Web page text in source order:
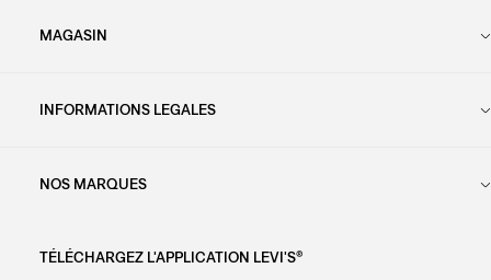
MAGASIN
INFORMATIONS LEGALES
NOS MARQUES
TÉLÉCHARGEZ L'APPLICATION LEVI'S®